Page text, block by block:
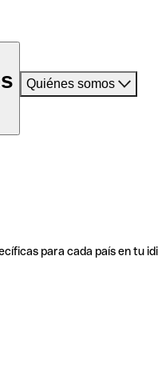
Quiénes somos
para cada país en tu